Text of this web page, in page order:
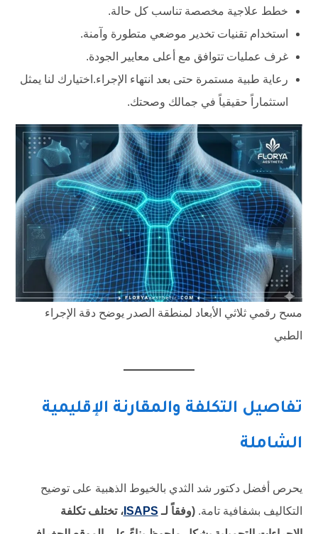
خطط علاجية مخصصة تناسب كل حالة.
استخدام تقنيات تخدير موضعي متطورة وآمنة.
غرف عمليات تتوافق مع أعلى معايير الجودة.
رعاية طبية مستمرة حتى بعد انتهاء الإجراء.اختيارك لنا يمثل
استثماراً حقيقياً في جمالك وصحتك.
مسح رقمي ثلاثي الأبعاد لمنطقة الصدر يوضح دقة الإجراء
الطبي
تفاصيل التكلفة والمقارنة الإقليمية
الشاملة
يحرص أفضل دكتور شد الثدي بالخيوط الذهبية على توضيح
التكاليف بشفافية تامة.(وفقاً لـ ISAPS، تختلف تكلفة